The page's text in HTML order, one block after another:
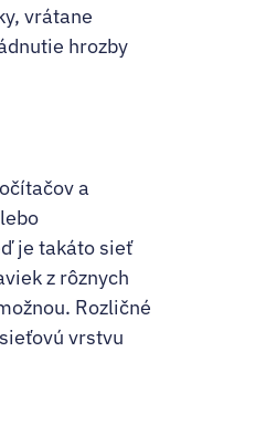
vrátane
hrozby
a
je takáto sieť
z rôznych
Rozličné
vrstvu